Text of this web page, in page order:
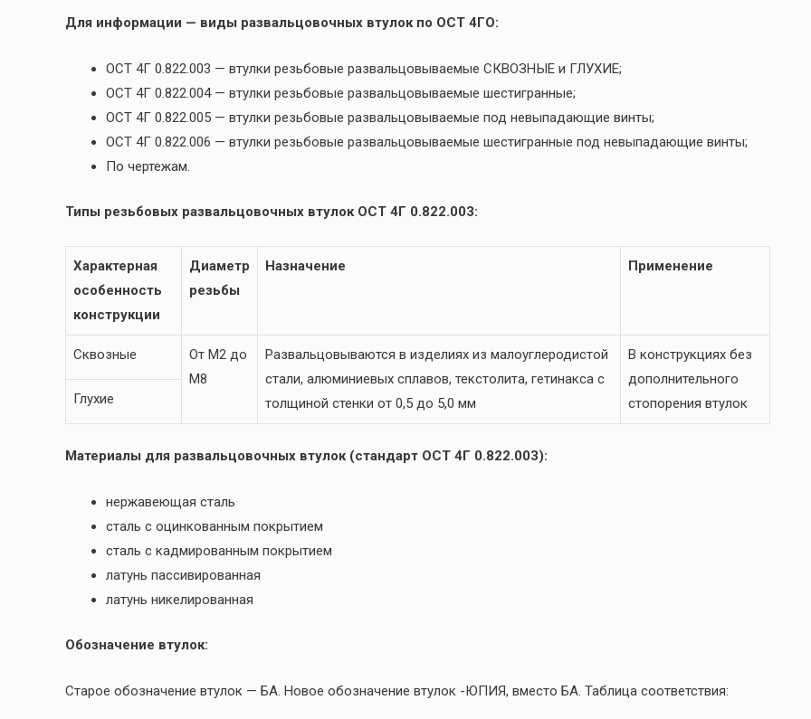
Для информации — виды развальцовочных втулок по ОСТ 4ГО:
ОСТ 4Г 0.822.003 — втулки резьбовые развальцовываемые СКВОЗНЫЕ и ГЛУХИЕ;
ОСТ 4Г 0.822.004 — втулки резьбовые развальцовываемые шестигранные;
ОСТ 4Г 0.822.005 — втулки резьбовые развальцовываемые под невыпадающие винты;
ОСТ 4Г 0.822.006 — втулки резьбовые развальцовываемые шестигранные под невыпадающие винты;
По чертежам.
Типы резьбовых развальцовочных втулок ОСТ 4Г 0.822.003:
Характерная
особенность
конструкции
Диаметр
резьбы
Назначение Применение
Сквозные
От М2 до
М8
Развальцовываются в изделиях из малоуглеродистой
стали, алюминиевых сплавов, текстолита, гетинакса с
толщиной стенки от 0,5 до 5,0 мм
В конструкциях без
дополнительного
стопорения втулок
Глухие
Материалы для развальцовочных втулок (стандарт ОСТ 4Г 0.822.003):
нержавеющая сталь
сталь с оцинкованным покрытием
сталь с кадмированным покрытием
латунь пассивированная
латунь никелированная
Обозначение втулок:
Старое обозначение втулок — БА. Новое обозначение втулок -ЮПИЯ, вместо БА. Таблица соответствия: